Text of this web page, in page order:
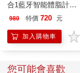
合1藍牙智能體脂計
(WH-SC07W)
980 特價 720 元
加入購物車
您可能會喜歡